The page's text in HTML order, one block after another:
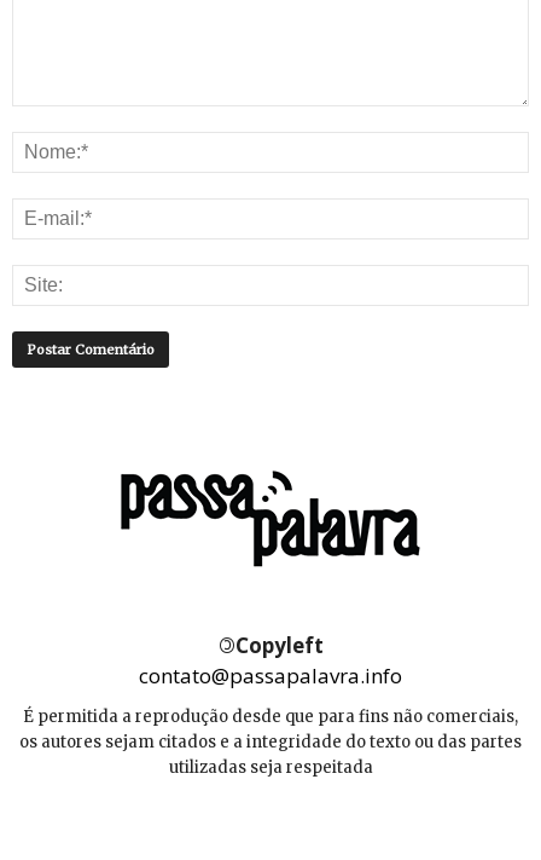
©Copyleft
contato@passapalavra.info
É permitida a reprodução desde que para fins não comerciais,
os autores sejam citados e a integridade do texto ou das partes
utilizadas seja respeitada